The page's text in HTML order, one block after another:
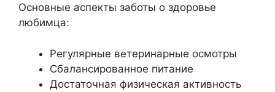
Основные аспекты заботы о здоровье
любимца:
Регулярные ветеринарные осмотры
Сбалансированное питание
Достаточная физическая активность